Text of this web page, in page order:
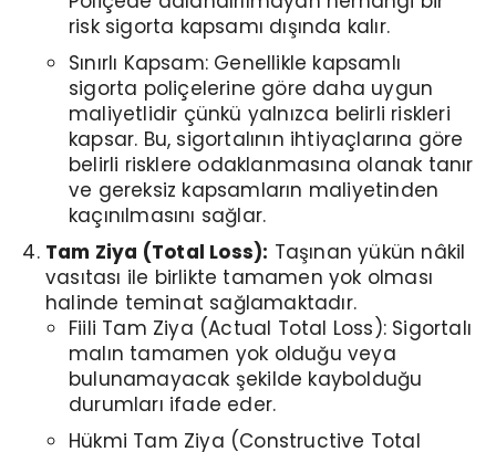
risk sigorta kapsamı dışında kalır.
Sınırlı Kapsam: Genellikle kapsamlı
sigorta poliçelerine göre daha uygun
maliyetlidir çünkü yalnızca belirli riskleri
kapsar. Bu, sigortalının ihtiyaçlarına göre
belirli risklere odaklanmasına olanak tanır
ve gereksiz kapsamların maliyetinden
kaçınılmasını sağlar.
Tam Ziya (Total Loss): Taşınan yükün nâkil
vasıtası ile birlikte tamamen yok olması
halinde teminat sağlamaktadır.
Fiili Tam Ziya (Actual Total Loss): Sigortalı
malın tamamen yok olduğu veya
bulunamayacak şekilde kaybolduğu
durumları ifade eder.
Hükmi Tam Ziya (Constructive Total